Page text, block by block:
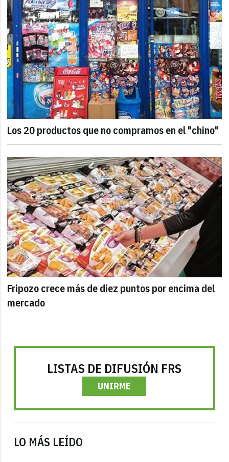
Los 20 productos que no compramos en el "chino"
Fripozo crece más de diez puntos por encima del
mercado
LISTAS DE DIFUSIÓN FRS
UNIRME
LO MÁS LEÍDO